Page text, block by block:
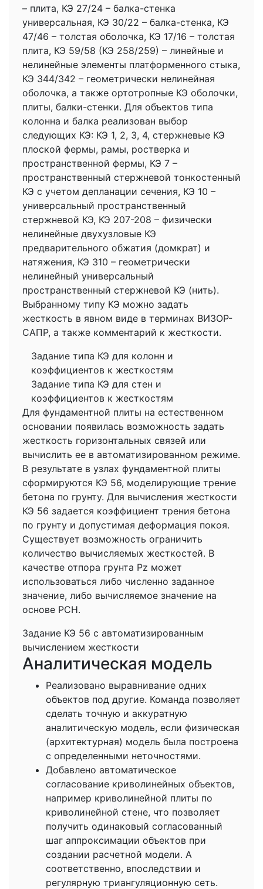
– плита, КЭ 27/24 – балка-стенка
универсальная, КЭ 30/22 – балка-стенка, КЭ
47/46 – толстая оболочка, КЭ 17/16 – толстая
плита, КЭ 59/58 (КЭ 258/259) – линейные и
нелинейные элементы платформенного стыка,
КЭ 344/342 – геометрически нелинейная
оболочка, а также ортотропные КЭ оболочки,
плиты, балки-стенки. Для объектов типа
колонна и балка реализован выбор
следующих КЭ: КЭ 1, 2, 3, 4, стержневые КЭ
плоской фермы, рамы, ростверка и
пространственной фермы, КЭ 7 –
пространственный стержневой тонкостенный
КЭ с учетом депланации сечения, КЭ 10 –
универсальный пространственный
стержневой КЭ, КЭ 207-208 – физически
нелинейные двухузловые КЭ
предварительного обжатия (домкрат) и
натяжения, КЭ 310 – геометрически
нелинейный универсальный
пространственный стержневой КЭ (нить).
Выбранному типу КЭ можно задать
жесткость в явном виде в терминах ВИЗОР-
САПР, а также комментарий к жесткости.
Задание типа КЭ для колонн и
коэффициентов к жесткостям
Задание типа КЭ для стен и
коэффициентов к жесткостям
Для фундаментной плиты на естественном
основании появилась возможность задать
жесткость горизонтальных связей или
вычислить ее в автоматизированном режиме.
В результате в узлах фундаментной плиты
сформируются КЭ 56, моделирующие трение
бетона по грунту. Для вычисления жесткости
КЭ 56 задается коэффициент трения бетона
по грунту и допустимая деформация покоя.
Существует возможность ограничить
количество вычисляемых жесткостей. В
качестве отпора грунта Pz может
использоваться либо численно заданное
значение, либо вычисляемое значение на
основе РСН.
Задание КЭ 56 с автоматизированным
вычислением жесткости
Аналитическая модель
Реализовано выравнивание одних
объектов под другие. Команда позволяет
сделать точную и аккуратную
аналитическую модель, если физическая
(архитектурная) модель была построена
с определенными неточностями.
Добавлено автоматическое
согласование криволинейных объектов,
например криволинейной плиты по
криволинейной стене, что позволяет
получить одинаковый согласованный
шаг аппроксимации объектов при
создании расчетной модели. А
соответственно, впоследствии и
регулярную триангуляционную сеть.